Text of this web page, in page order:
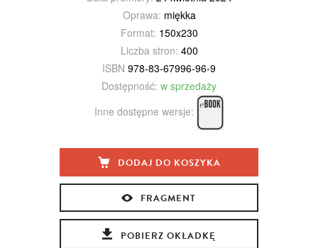
Oprawa: miękka
Format: 150x230
Liczba stron: 400
ISBN 978-83-67996-96-9
Dostępność: w sprzedaży
Inne dostępne wersje:
DODAJ DO KOSZYKA
FRAGMENT
POBIERZ OKŁADKĘ